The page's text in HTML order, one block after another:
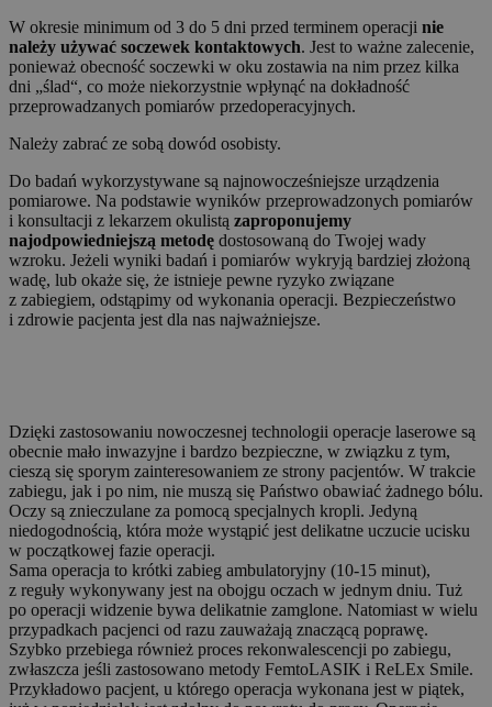
W okresie minimum od 3 do 5 dni przed terminem operacji nie
należy używać soczewek kontaktowych. Jest to ważne zalecenie,
ponieważ obecność soczewki w oku zostawia na nim przez kilka
dni „ślad“, co może niekorzystnie wpłynąć na dokładność
przeprowadzanych pomiarów przedoperacyjnych.
Należy zabrać ze sobą dowód osobisty.
Do badań wykorzystywane są najnowocześniejsze urządzenia
pomiarowe. Na podstawie wyników przeprowadzonych pomiarów
i konsultacji z lekarzem okulistą zaproponujemy
najodpowiedniejszą metodę dostosowaną do Twojej wady
wzroku. Jeżeli wyniki badań i pomiarów wykryją bardziej złożoną
wadę, lub okaże się, że istnieje pewne ryzyko związane
z zabiegiem, odstąpimy od wykonania operacji. Bezpieczeństwo
i zdrowie pacjenta jest dla nas najważniejsze.
Dzięki zastosowaniu nowoczesnej technologii operacje laserowe są
obecnie mało inwazyjne i bardzo bezpieczne, w związku z tym,
cieszą się sporym zainteresowaniem ze strony pacjentów. W trakcie
zabiegu, jak i po nim, nie muszą się Państwo obawiać żadnego bólu.
Oczy są znieczulane za pomocą specjalnych kropli. Jedyną
niedogodnością, która może wystąpić jest delikatne uczucie ucisku
w początkowej fazie operacji.
Sama operacja to krótki zabieg ambulatoryjny (10-15 minut),
z reguły wykonywany jest na obojgu oczach w jednym dniu. Tuż
po operacji widzenie bywa delikatnie zamglone. Natomiast w wielu
przypadkach pacjenci od razu zauważają znaczącą poprawę.
Szybko przebiega również proces rekonwalescencji po zabiegu,
zwłaszcza jeśli zastosowano metody FemtoLASIK i ReLEx Smile.
Przykładowo pacjent, u którego operacja wykonana jest w piątek,